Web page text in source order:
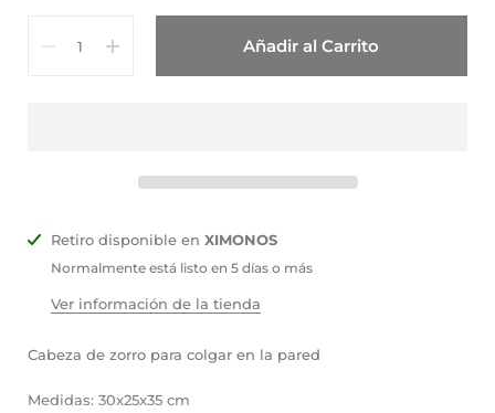
Añadir al Carrito
Retiro disponible en XIMONOS
Normalmente está listo en 5 días o más
Ver información de la tienda
Cabeza de zorro para colgar en la pared
Medidas: 30x25x35 cm